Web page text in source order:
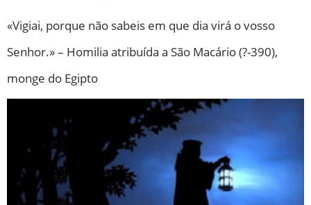
«Vigiai, porque não sabeis em que dia virá o vosso
Senhor.» – Homilia atribuída a São Macário (?-390),
monge do Egipto